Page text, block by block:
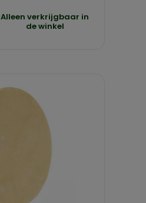
Alleen verkrijgbaar in
de winkel